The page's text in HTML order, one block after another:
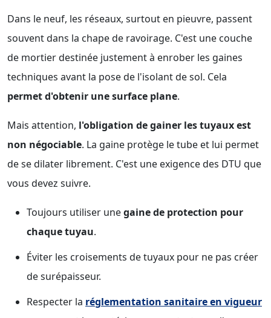
Dans le neuf, les réseaux, surtout en pieuvre, passent
souvent dans la chape de ravoirage. C'est une couche
de mortier destinée justement à enrober les gaines
techniques avant la pose de l'isolant de sol. Cela
permet d'obtenir une surface plane.
Mais attention, l'obligation de gainer les tuyaux est
non négociable. La gaine protège le tube et lui permet
de se dilater librement. C'est une exigence des DTU que
vous devez suivre.
Toujours utiliser unegaine de protection pour
chaque tuyau.
Éviter les croisements de tuyaux pour ne pas créer
de surépaisseur.
Respecter la réglementation sanitaire en vigueur